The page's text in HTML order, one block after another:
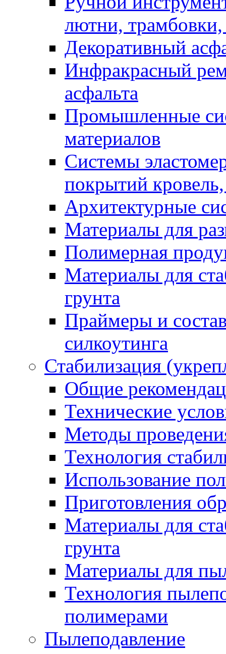
лютни, трамбовки,
Декоративный
Инфракрасный
асфальта
Промышленные
материалов
Системы
покрытий
Архитектурные
Материалы для
Полимерная
Материалы для
грунта
Праймеры и
силкоутинга
Стабилизация
Общие
Технические
Методы
Технология
Использование
Приготовления
Материалы для
грунта
Материалы для
Технология
полимерами
Пылеподавление